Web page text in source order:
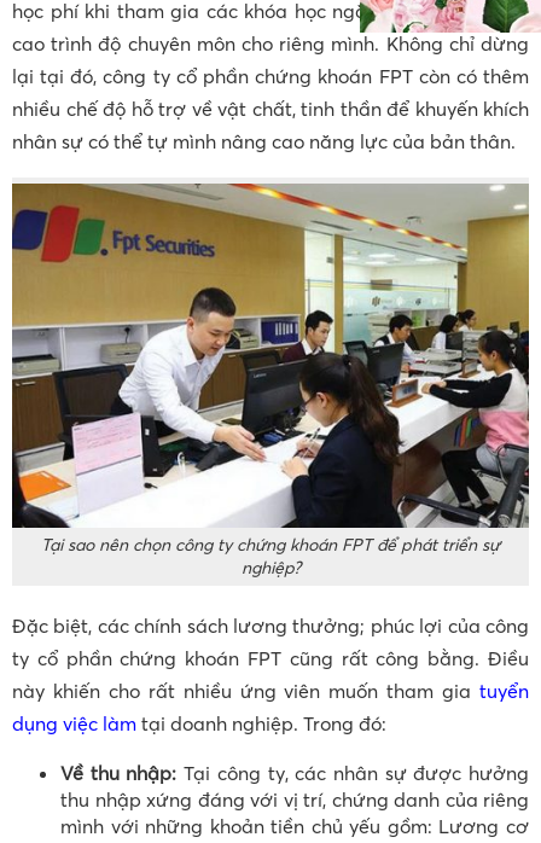
học phí khi tham gia các khóa học ngắn hạn nhằm nâng
cao trình độ chuyên môn cho riêng mình. Không chỉ dừng
lại tại đó, công ty cổ phần chứng khoán FPT còn có thêm
nhiều chế độ hỗ trợ về vật chất, tinh thần để khuyến khích
nhân sự có thể tự mình nâng cao năng lực của bản thân.
Tại sao nên chọn công ty chứng khoán FPT để phát triển sự
nghiệp?
Đặc biệt, các chính sách lương thưởng; phúc lợi của công
ty cổ phần chứng khoán FPT cũng rất công bằng. Điều
này khiến cho rất nhiều ứng viên muốn tham gia tuyển
dụng việc làm tại doanh nghiệp. Trong đó:
Về thu nhập: Tại công ty, các nhân sự được hưởng
thu nhập xứng đáng với vị trí, chứng danh của riêng
mình với những khoản tiền chủ yếu gồm: Lương cơ